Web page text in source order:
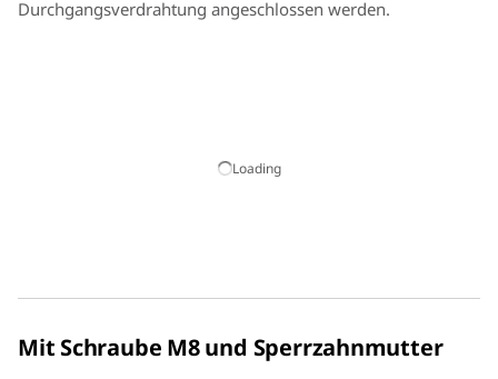
Loading
Durchgangsverdrahtung angeschlossen werden.
Mit Schraube M8 und Sperrzahnmutter